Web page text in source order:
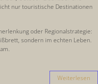
nur touristische Destinationen
oder Regionalstrategie:
sondern im echten Leben.
Weiterlesen